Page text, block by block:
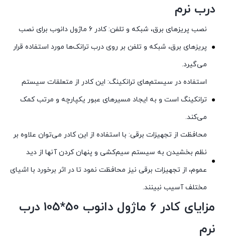
درب نرم
نصب پریزهای برق، شبکه و تلفن: کادر 6 ماژول دانوب برای نصب
پریزهای برق، شبکه و تلفن بر روی درب ترانک‌ها مورد استفاده قرار
می‌گیرد.
استفاده در سیستم‌های ترانکینگ: این کادر از متعلقات سیستم
ترانکینگ است و به ایجاد مسیرهای عبور یکپارچه و مرتب کمک
می‌کند.
محافظت از تجهیزات برقی: با استفاده از این کادر می‌توان علاوه بر
نظم بخشیدن به سیستم سیم‌کشی و پنهان کردن آنها از دید
عموم، از تجهیزات برقی نیز محافظت نمود تا در اثر برخورد با اشیای
مختلف آسیب نبینند.
مزایای کادر 6 ماژول دانوب 50*105 درب
نرم